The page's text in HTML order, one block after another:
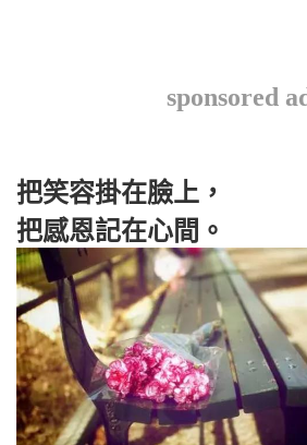
sponsored
把笑容掛在臉上，
把感恩記在心間。